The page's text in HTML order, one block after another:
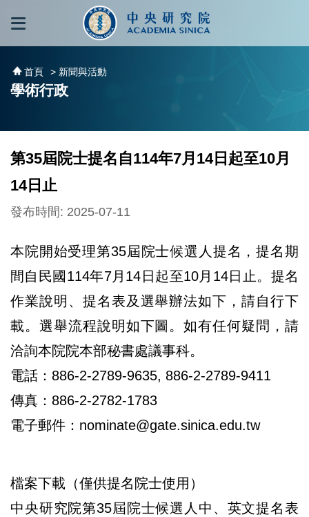
跳到主要內容區塊
首頁 > 新聞與活動
學術行政
第35屆院士提名自114年7月14日起至10月
14日止
發布時間: 2025-07-11
本院開始受理第35屆院士候選人提名，提名期
間自民國114年7月14日起至10月14日止。提名
作業說明、提名表及選舉辦法如下，請自行下
載。選舉流程說明如下圖。如有任何疑問，請
洽詢本院院本部秘書處議事科。
電話：886-2-2789-9635, 886-2-2789-9411
傳真：886-2-2782-1783
電子郵件：nominate@gate.sinica.edu.tw
檔案下載（僅供提名院士使用）
中央研究院第35屆院士候選人中、英文提名表